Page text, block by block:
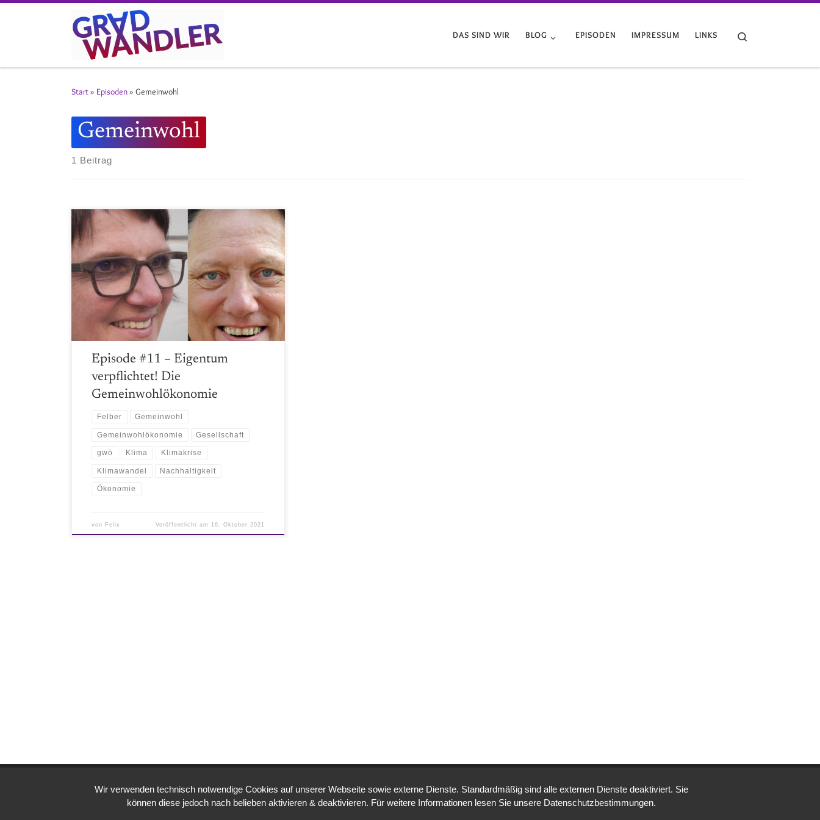
Zum Inhalt springen
DAS SIND WIR
BLOG EPISODEN IMPRESSUM LINKS
Start» Episoden» Gemeinwohl
Gemeinwohl
1 Beitrag
Zum Thema der Gemeinwohlökonomie haben wir uns
(wieder einmal) Gäste eingeladen und das Konzept
durchleutet und hinterfragt. Hört gerne mal rein und
empfehlt uns weiter, falls es euch gefällt!
Episode #11 – Eigentum
verpflichtet! Die
Gemeinwohlökonomie
Felber Gemeinwohl
Gemeinwohlökonomie Gesellschaft
gwö Klima Klimakrise
Klimawandel Nachhaltigkeit
Ökonomie
von Felix Veröffentlicht am 16. Oktober 2021
TIME LEFT TO LIMIT GLOBAL WARMING TO 1.5°C LIFELINE LAND PROTECTED BY INDIGENOUS PEOPLE
Wir verwenden technisch notwendige Cookies auf unserer Webseite sowie externe Dienste. Standardmäßig sind alle externen Dienste deaktiviert. Sie
können diese jedoch nach belieben aktivieren & deaktivieren. Für weitere Informationen lesen Sie unsere Datenschutzbestimmungen.